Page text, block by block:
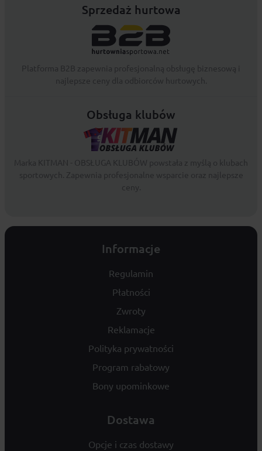
Sprzedaż hurtowa
Obsługa klubów
Informacje
Regulamin
Płatności
Zwroty
Reklamacje
Polityka prywatności
Program rabatowy
Bony upominkowe
Dostawa
Opcje i czas dostawy